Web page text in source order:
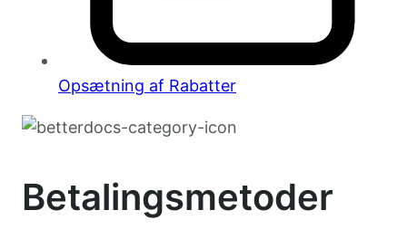
Opsætning af Rabatter
Betalingsmetoder